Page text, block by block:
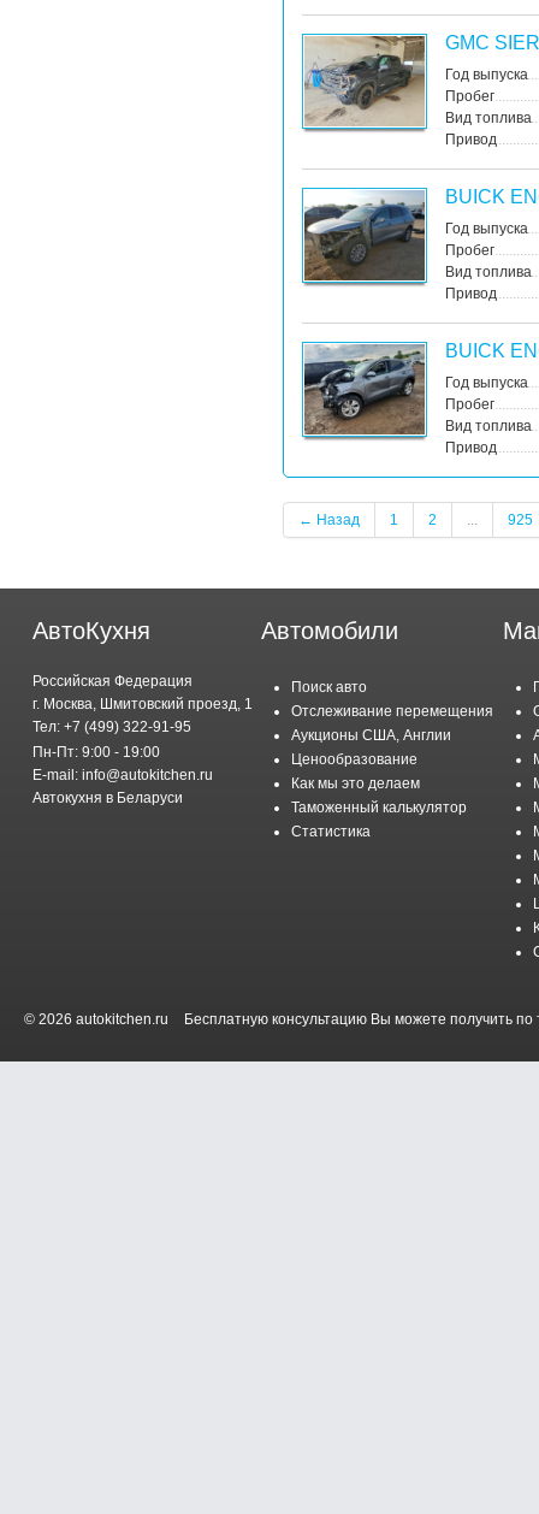
GMC
Год выпуска
Пробег
Вид топлива
Привод
BUICK
Год выпуска
Пробег
Вид топлива
Привод
BUICK
Год выпуска
Пробег
Вид топлива
Привод
← Назад 1 2 ... 925
АвтоКухня
Российская Федерация
г. Москва, Шмитовский проезд, 1
Тел: +7 (499) 322-91-95
Пн-Пт: 9:00 - 19:00
E-mail: info@autokitchen.ru
Автокухня в Беларуси
Автомобили
Поиск авто
Отслеживание перемещения
Аукционы США, Англии
Ценообразование
Как мы это делаем
Таможенный калькулятор
Статистика
© 2026 autokitchen.ru Бесплатную консультацию Вы можете получить